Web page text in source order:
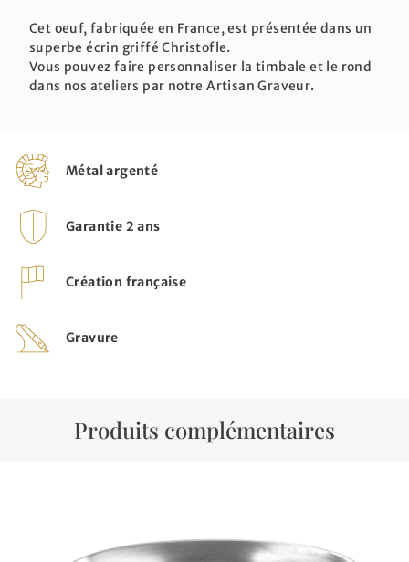
Cet oeuf, fabriquée en France, est présentée dans un
superbe écrin griffé Christofle.
Vous pouvez faire personnaliser la timbale et le rond
dans nos ateliers par notre Artisan Graveur.
Métal argenté
Garantie 2 ans
Création française
Gravure
Produits complémentaires